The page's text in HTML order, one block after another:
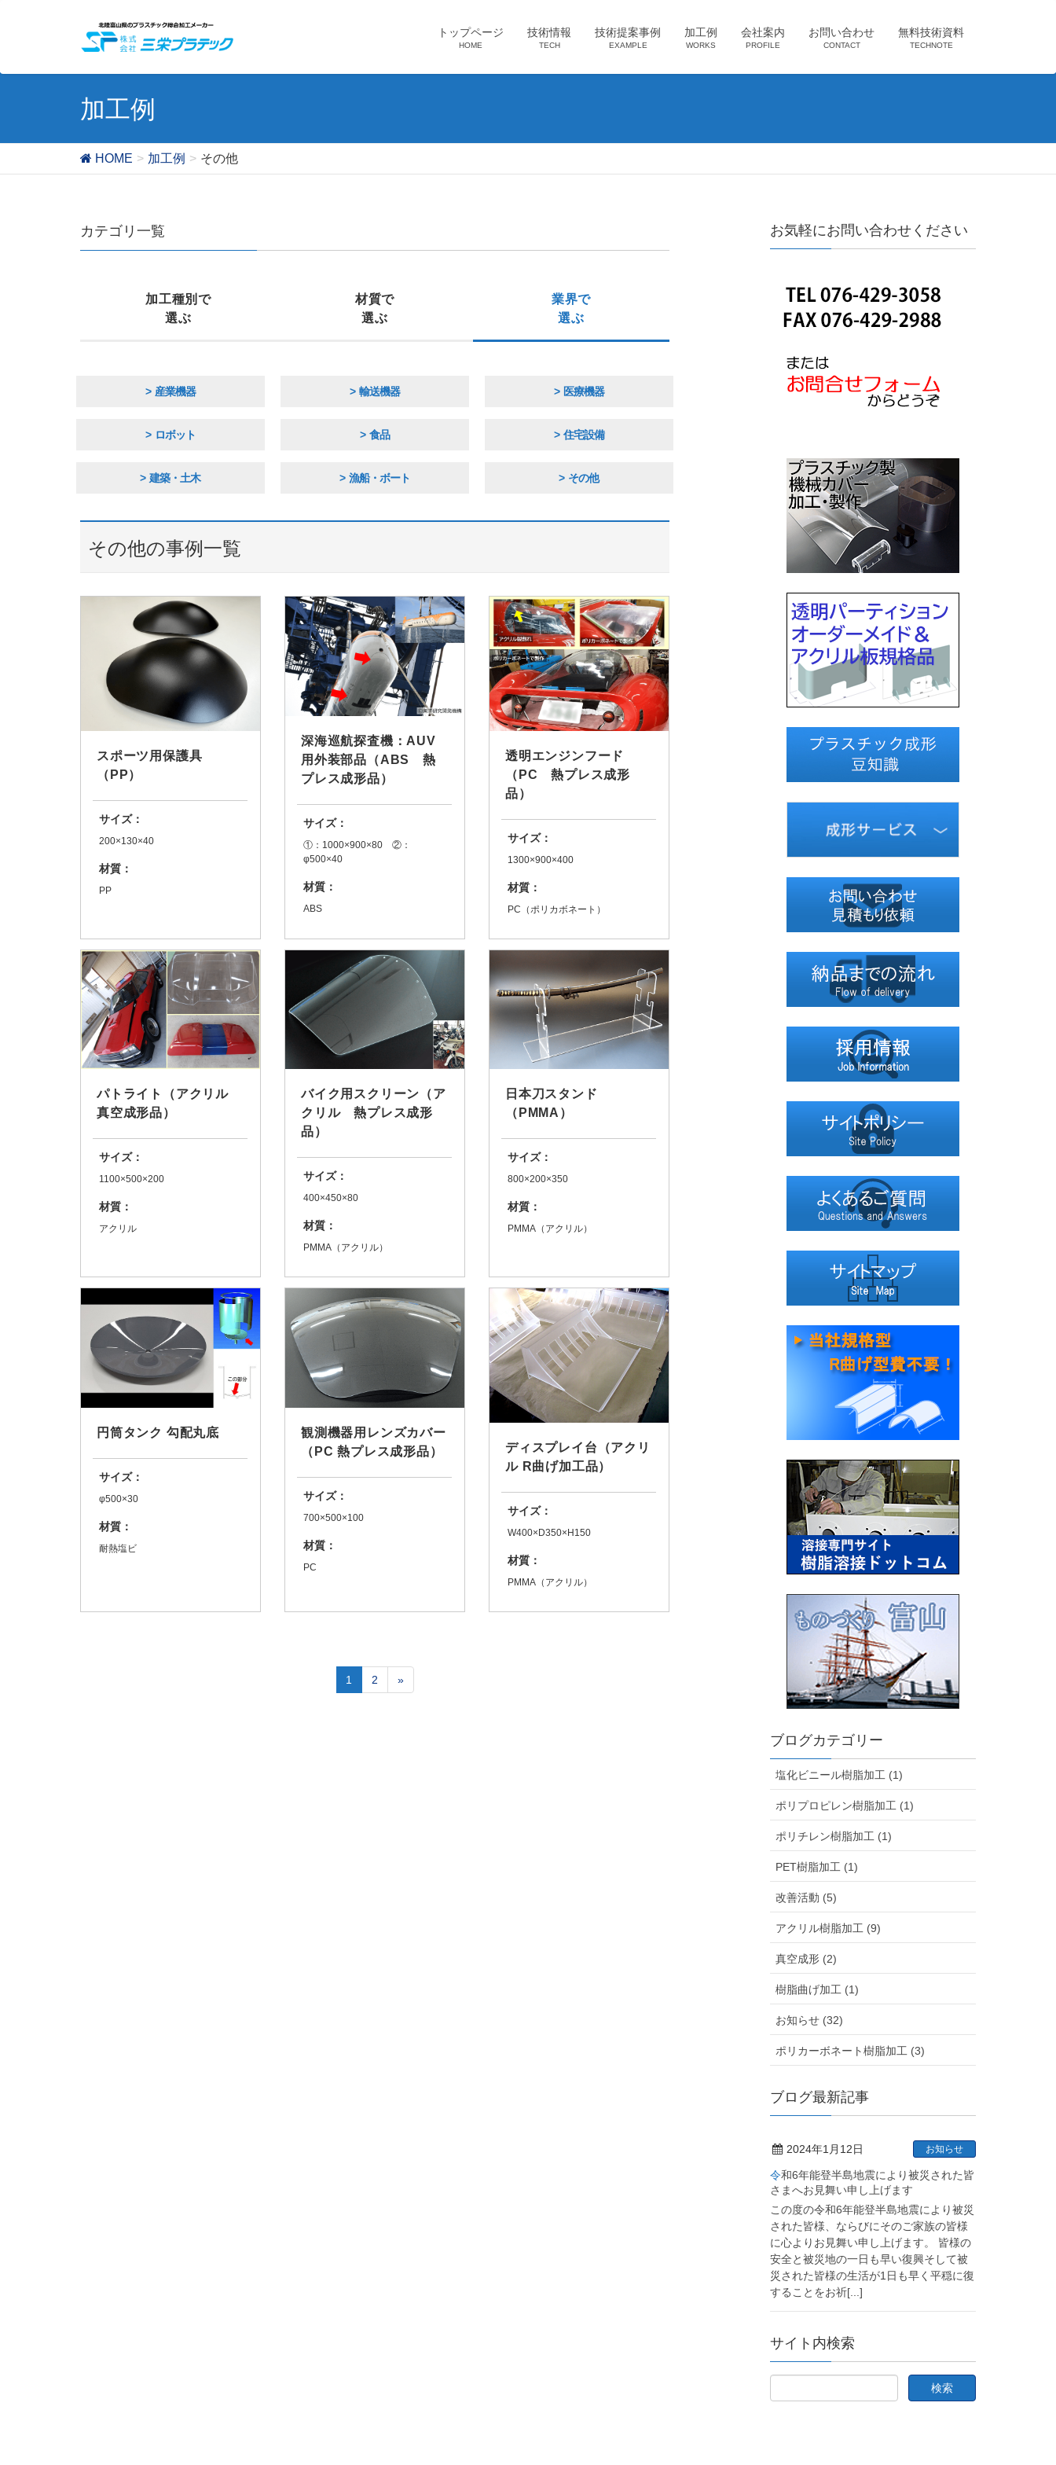
トップページ
HOME
技術情報
TECH
技術提案事例
EXAMPLE
加工例
WORKS
会社案内
PROFILE
お問い合わせ
CONTACT
無料技術資料
TECHNOTE
加工例
HOME 加工例 その他
カテゴリ一覧
加工種別で
選ぶ
材質で
選ぶ
業界で
選ぶ
産業機器 輸送機器 医療機器
ロボット 食品 住宅設備
建築・土木 漁船・ボート その他
その他の事例一覧
スポーツ用保護具
（PP）
サイズ：
200×130×40
材質：
PP
深海巡航探査機：AUV
用外装部品（ABS 熱
プレス成形品）
サイズ：
①：1000×900×80 ②：
φ500×40
材質：
ABS
透明エンジンフード
（PC 熱プレス成形
品）
サイズ：
1300×900×400
材質：
PC（ポリカボネート）
パトライト（アクリル
真空成形品）
サイズ：
1100×500×200
材質：
アクリル
バイク用スクリーン（ア
クリル 熱プレス成形
品）
サイズ：
400×450×80
材質：
PMMA（アクリル）
日本刀スタンド
（PMMA）
サイズ：
800×200×350
材質：
PMMA（アクリル）
円筒タンク 勾配丸底
サイズ：
φ500×30
材質：
耐熱塩ビ
観測機器用レンズカバー
（PC 熱プレス成形品）
サイズ：
700×500×100
材質：
PC
ディスプレイ台（アクリ
ル R曲げ加工品）
サイズ：
W400×D350×H150
材質：
PMMA（アクリル）
1 2 »
お気軽にお問い合わせください
ブログカテゴリー
塩化ビニール樹脂加工 (1)
ポリプロピレン樹脂加工 (1)
ポリチレン樹脂加工 (1)
PET樹脂加工 (1)
改善活動 (5)
アクリル樹脂加工 (9)
真空成形 (2)
樹脂曲げ加工 (1)
お知らせ (32)
ポリカーボネート樹脂加工 (3)
ブログ最新記事
2024年1月12日 お知らせ
令和6年能登半島地震により被災された皆
さまへお見舞い申し上げます
この度の令和6年能登半島地震により被災
された皆様、ならびにそのご家族の皆様
に心よりお見舞い申し上げます。 皆様の
安全と被災地の一日も早い復興そして被
災された皆様の生活が1日も早く平穏に復
することをお祈[...]
サイト内検索